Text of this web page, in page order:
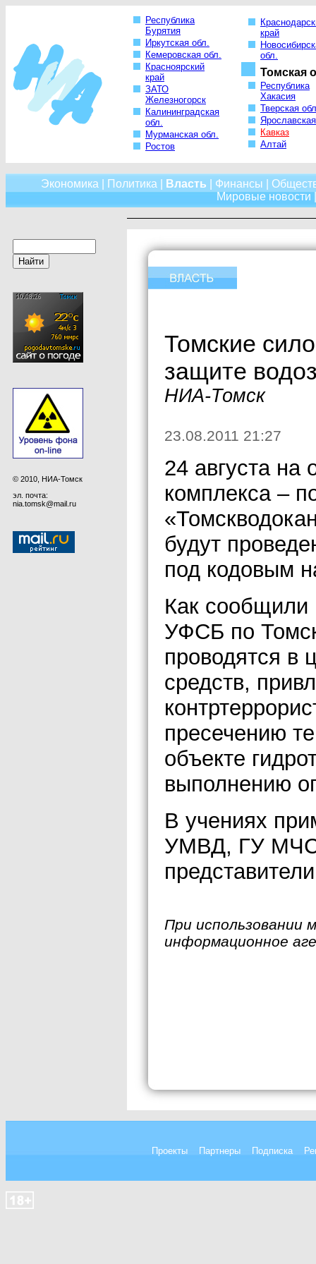
Республика
Бурятия
Иркутская обл.
Кемеровская обл.
Красноярский
край
ЗАТО
Железногорск
Калининградская
обл.
Мурманская обл.
Ростов
край
обл.
Томская
Республика
Хакасия
Тверская
Кавказ
Алтай
Экономика Политика Власть Финансы
Мировые новости
© 2010, НИА-Томск
эл. почта:
nia.tomsk@mail.ru
Томские
защите
НИА-Томск
23.08.2011 21:27
24 августа на
комплекса –
будут
под кодовым
Как
УФСБ по
проводятся в
средств,
пресечению
объекте
выполнению
В учениях
УМВД, ГУ
При использовании
информационное
Проекты Партнеры Подписка